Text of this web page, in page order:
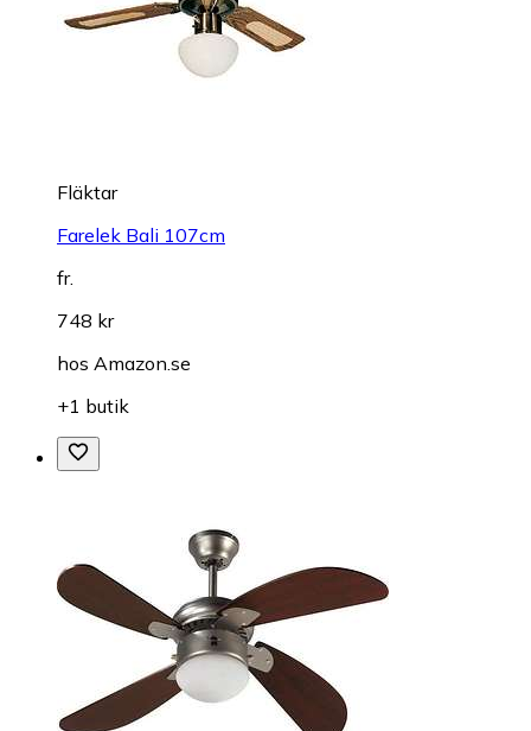
Fläktar
Farelek Bali 107cm
fr.
748 kr
hos Amazon.se
+1 butik